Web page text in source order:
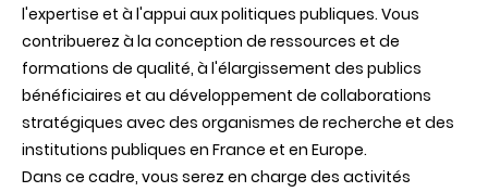
l'expertise et à l'appui aux politiques publiques. Vous
contribuerez à la conception de ressources et de
formations de qualité, à l'élargissement des publics
bénéficiaires et au développement de collaborations
stratégiques avec des organismes de recherche et des
institutions publiques en France et en Europe.
Dans ce cadre, vous serez en charge des activités